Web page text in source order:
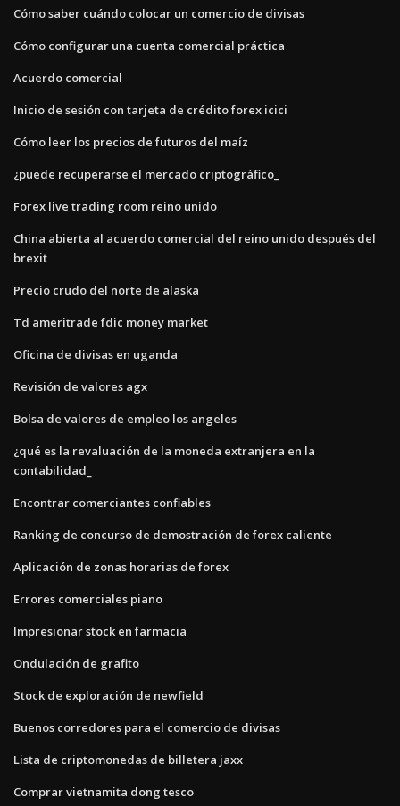
Cómo saber cuándo colocar un comercio de divisas
Cómo configurar una cuenta comercial práctica
Acuerdo comercial
Inicio de sesión con tarjeta de crédito forex icici
Cómo leer los precios de futuros del maíz
¿puede recuperarse el mercado criptográfico_
Forex live trading room reino unido
China abierta al acuerdo comercial del reino unido después del
brexit
Precio crudo del norte de alaska
Td ameritrade fdic money market
Oficina de divisas en uganda
Revisión de valores agx
Bolsa de valores de empleo los angeles
¿qué es la revaluación de la moneda extranjera en la
contabilidad_
Encontrar comerciantes confiables
Ranking de concurso de demostración de forex caliente
Aplicación de zonas horarias de forex
Errores comerciales piano
Impresionar stock en farmacia
Ondulación de grafito
Stock de exploración de newfield
Buenos corredores para el comercio de divisas
Lista de criptomonedas de billetera jaxx
Comprar vietnamita dong tesco